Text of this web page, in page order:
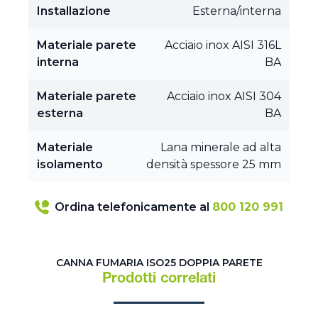
Installazione Esterna/interna
Materiale parete
interna
Acciaio inox AISI 316L
BA
Materiale parete
esterna
Acciaio inox AISI 304
BA
Materiale
isolamento
Lana minerale ad alta
densità spessore 25 mm
Ordina telefonicamente al 800 120 991
CANNA FUMARIA ISO25 DOPPIA PARETE
Prodotti correlati